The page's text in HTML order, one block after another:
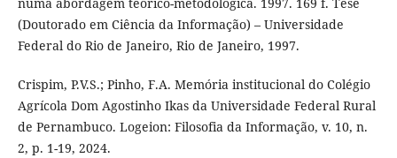
(Doutorado em Ciência da Informação) – Universidade
Federal do Rio de Janeiro, Rio de Janeiro, 1997.
Crispim, P.V.S.; Pinho, F.A. Memória institucional do Colégio
Agrícola Dom Agostinho Ikas da Universidade Federal Rural
de Pernambuco. Logeion: Filosofia da Informação, v. 10, n.
2, p. 1-19, 2024.